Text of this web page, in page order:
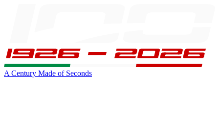
A Century Made of Seconds